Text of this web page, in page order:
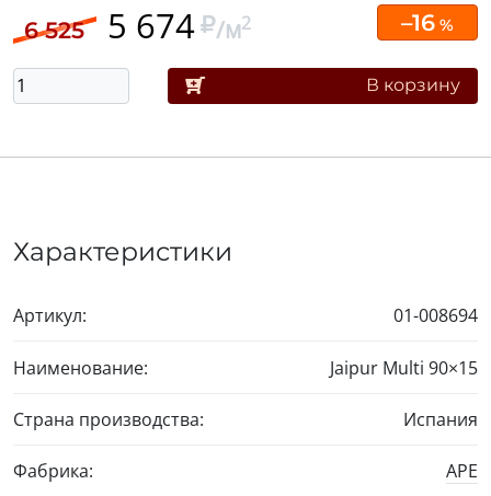
6 525 5 674 /м2 –16 %
В корзину
Характеристики
Артикул: 01-008694
Наименование: Jaipur Multi 90×15
Страна производства: Испания
Фабрика: APE